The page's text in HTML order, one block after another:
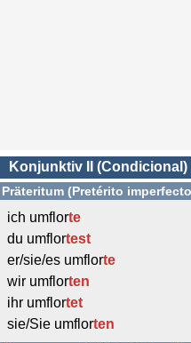
Konjunktiv II (Condicional)
Präteritum (Pretérito
ich umflorte
du umflortest
er/sie/es umflorte
wir umflorten
ihr umflortet
sie/Sie umflorten